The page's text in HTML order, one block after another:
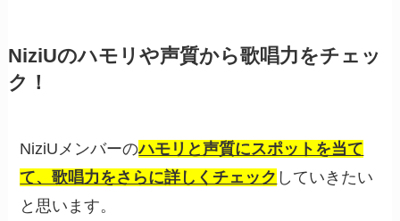
NiziUのハモリや声質から歌唱力をチェッ
ク！
NiziUメンバーのハモリと声質にスポットを当て
て、歌唱力をさらに詳しくチェック していきたい
と思います。